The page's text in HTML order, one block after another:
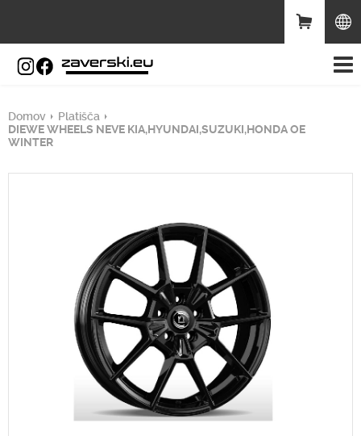
Domov
Platišča
DIEWE WHEELS NEVE KIA,HYUNDAI,SUZUKI,HONDA OE
WINTER